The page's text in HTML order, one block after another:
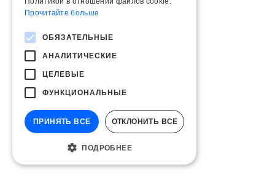
Прочитайте больше
ОБЯЗАТЕЛЬНЫЕ
АНАЛИТИЧЕСКИЕ
ЦЕЛЕВЫЕ
ФУНКЦИОНАЛЬНЫЕ
ПРИНЯТЬ ВСЕ ОТКЛОНИТЬ ВСЕ
ПОДРОБНЕЕ